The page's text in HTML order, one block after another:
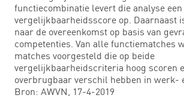
functiecombinatie levert die analyse een
vergelijkbaarheidsscore op. Daarnaast
naar de overeenkomst op basis van
competenties. Van alle functiematches
matches voorgesteld die op beide
vergelijkbaarheidscriteria hoog scoren
overbrugbaar verschil hebben in werk-
Bron: AWVN, 17-4-2019